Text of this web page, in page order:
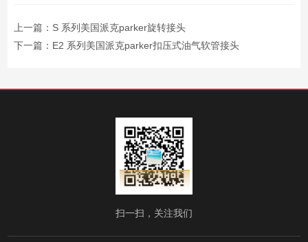
上一篇： S 系列美国派克parker旋转接头
下一篇： E2 系列美国派克parker扣压式油气软管接头
扫一扫，关注我们